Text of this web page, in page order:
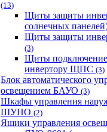
(13)
Щиты защиты
солнечных
Щиты защиты
(3)
Щиты
инвертору ЩПС (3)
Блок автоматического
освещением БАУО (3)
Шкафы управления
ШУНО (2)
Ящики управления